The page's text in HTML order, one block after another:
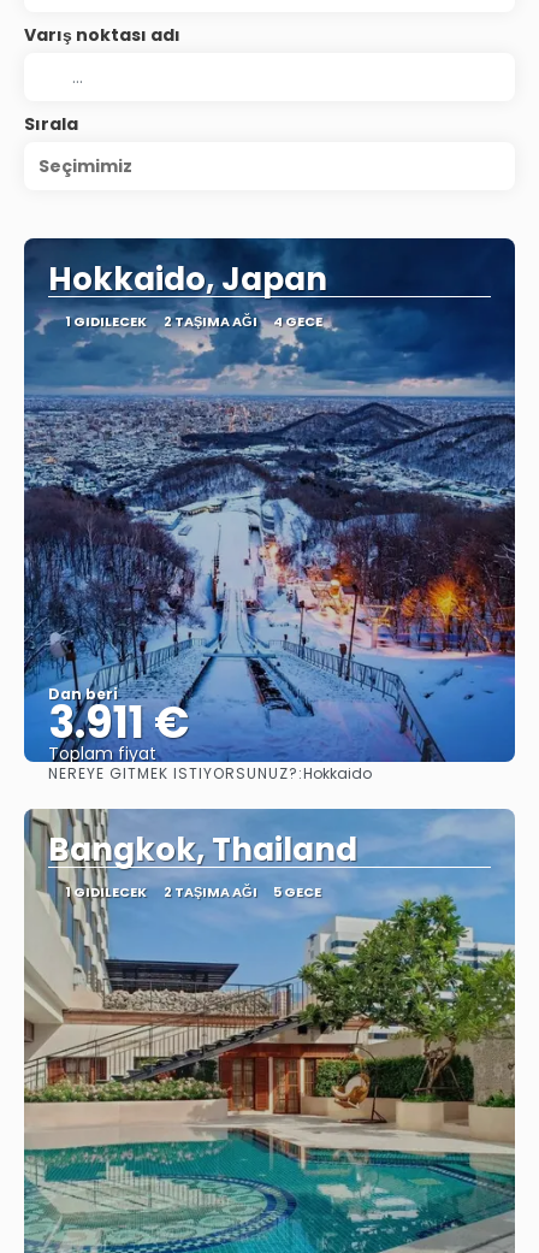
Varış noktası adı
Sırala
Seçimimiz
Hokkaido, Japan
1 GIDILECEK 2 TAŞIMA AĞI 4 GECE
Dan beri
3.911 €
Toplam fiyat
Görüntüle
NEREYE GITMEK ISTIYORSUNUZ?:Hokkaido
Bangkok, Thailand
1 GIDILECEK 2 TAŞIMA AĞI 5 GECE